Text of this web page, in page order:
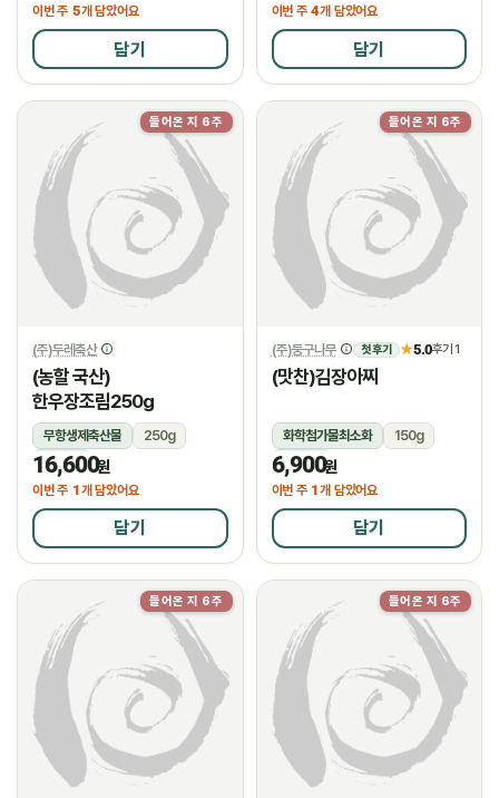
이번 주 5개 담았어요
담기
이번 주 4개 담았어요
담기
들어온 지 6주
(주)두레축산
(농할 국산)
한우장조림250g
무항생제축산물
250g
냉장
16,600원
이번 주 1개 담았어요
담기
들어온 지 6주
(주)둥구나무 첫 후기 ★5.0후기 1
(맛찬)김장아찌
화학첨가물최소화
150g
냉장
6,900원
이번 주 1개 담았어요
담기
들어온 지 6주 들어온 지 6주